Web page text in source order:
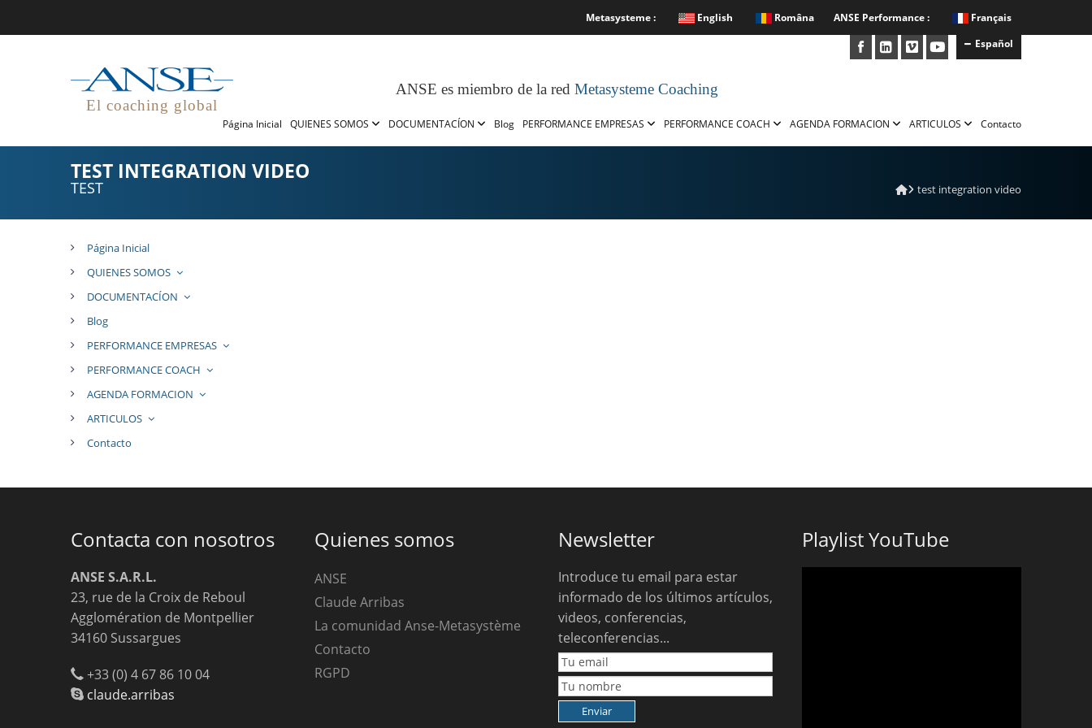
ANSE Performance : Français
Metasysteme : English
Româna
Español
El coaching global
ANSE es miembro de la red Metasysteme Coaching
Página Inicial QUIENES SOMOS DOCUMENTACÍON Blog PERFORMANCE EMPRESAS PERFORMANCE COACH AGENDA FORMACION ARTICULOS Contacto
TEST INTEGRATION VIDEO
TEST test integration video
Página Inicial
QUIENES SOMOS
DOCUMENTACÍON
Blog
PERFORMANCE EMPRESAS
PERFORMANCE COACH
AGENDA FORMACION
ARTICULOS
Contacto
Contacta con nosotros
ANSE S.A.R.L.
23, rue de la Croix de Reboul
Agglomération de Montpellier
34160 Sussargues
+33 (0) 4 67 86 10 04
claude.arribas
Quienes somos
ANSE
Claude Arribas
La comunidad Anse-Metasystème
Contacto
RGPD
Newsletter
Introduce tu email para estar
informado de los últimos artículos,
videos, conferencias,
teleconferencias...
Playlist YouTube